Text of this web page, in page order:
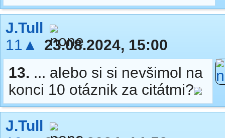
J.Tull
11▲
23.08.2024, 15:00
13. ... alebo si si nevšimol na
konci 10 otáznik za citátmi?
J.Tull